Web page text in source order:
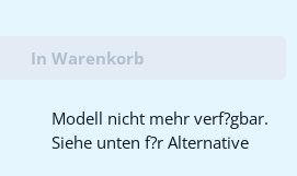
In Warenkorb
Modell nicht mehr verf?gbar.
Siehe unten f?r Alternative